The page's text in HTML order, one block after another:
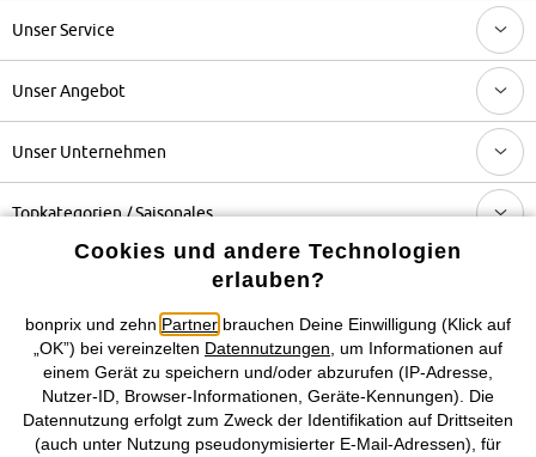
Unser Service
Unser Angebot
Unser Unternehmen
Topkategorien / Saisonales
Mehr von bonprix auf
Preisangaben inkl. gesetzl. MwSt. und zzgl.
Service- &
Versandkosten
Cookies und andere Technologien
erlauben?
bonprix und zehn Partner brauchen Deine Einwilligung (Klick auf
„OK”) bei vereinzelten Datennutzungen , um Informationen auf
einem Gerät zu speichern und/oder abzurufen (IP-Adresse,
Nutzer-ID, Browser-Informationen, Geräte-Kennungen). Die
Datennutzung erfolgt zum Zweck der Identifikation auf Drittseiten
(auch unter Nutzung pseudonymisierter E-Mail-Adressen), für